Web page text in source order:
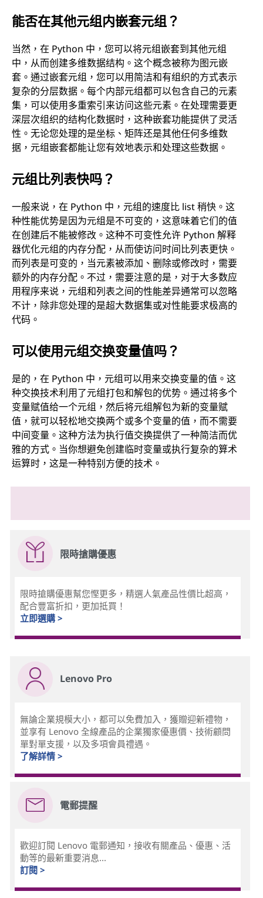
能否在其他元组内嵌套元组？
当然，在 Python 中，您可以将元组嵌套到其他元组
中，从而创建多维数据结构。这个概念被称为图元嵌
套。通过嵌套元组，您可以用简洁和有组织的方式表示
复杂的分层数据。每个内部元组都可以包含自己的元素
集，可以使用多重索引来访问这些元素。在处理需要更
深层次组织的结构化数据时，这种嵌套功能提供了灵活
性。无论您处理的是坐标、矩阵还是其他任何多维数
据，元组嵌套都能让您有效地表示和处理这些数据。
元组比列表快吗？
一般来说，在 Python 中，元组的速度比 list 稍快。这
种性能优势是因为元组是不可变的，这意味着它们的值
在创建后不能被修改。这种不可变性允许 Python 解释
器优化元组的内存分配，从而使访问时间比列表更快。
而列表是可变的，当元素被添加、删除或修改时，需要
额外的内存分配。不过，需要注意的是，对于大多数应
用程序来说，元组和列表之间的性能差异通常可以忽略
不计，除非您处理的是超大数据集或对性能要求极高的
代码。
可以使用元组交换变量值吗？
是的，在 Python 中，元组可以用来交换变量的值。这
种交换技术利用了元组打包和解包的优势。通过将多个
变量赋值给一个元组，然后将元组解包为新的变量赋
值，就可以轻松地交换两个或多个变量的值，而不需要
中间变量。这种方法为执行值交换提供了一种简洁而优
雅的方式。当你想避免创建临时变量或执行复杂的算术
运算时，这是一种特别方便的技术。
限時搶購優惠
限時搶購優惠幫您慳更多，精選人氣產品性價比超高，
配合豐富折扣，更加抵買！
立即選購 >
Lenovo Pro
無論企業規模大小，都可以免費加入，獲贈迎新禮物，
並享有 Lenovo 全線產品的企業獨家優惠價、技術顧問
單對單支援，以及多項會員禮遇。
了解詳情 >
電郵提醒
歡迎訂閱 Lenovo 電郵通知，接收有關產品、優惠、活
動等的最新重要消息...
訂閱 >